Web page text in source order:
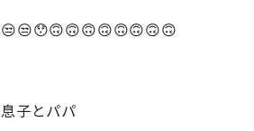
😒😒😯🙃🙃🙃🙃🙃🙃🙃🙃
息子とパパ